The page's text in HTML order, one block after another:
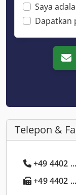
Saya
Dapatkan
Telepon &
+49 4402
+49 4402